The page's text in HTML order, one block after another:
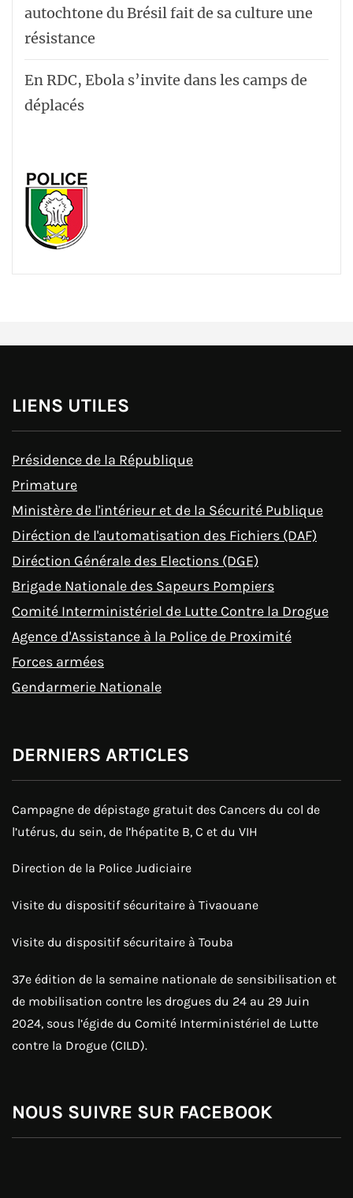
autochtone du Brésil fait de sa culture une
résistance
En RDC, Ebola s’invite dans les camps de
déplacés
LIENS UTILES
Présidence de la République
Primature
Ministère de l'intérieur et de la Sécurité Publique
Diréction de l'automatisation des Fichiers (DAF)
Diréction Générale des Elections (DGE)
Brigade Nationale des Sapeurs Pompiers
Comité Interministériel de Lutte Contre la Drogue
Agence d'Assistance à la Police de Proximité
Forces armées
Gendarmerie Nationale
DERNIERS ARTICLES
Campagne de dépistage gratuit des Cancers du col de
l’utérus, du sein, de l’hépatite B, C et du VIH
Direction de la Police Judiciaire
Visite du dispositif sécuritaire à Tivaouane
Visite du dispositif sécuritaire à Touba
37e édition de la semaine nationale de sensibilisation et
de mobilisation contre les drogues du 24 au 29 Juin
2024, sous l’égide du Comité Interministériel de Lutte
contre la Drogue (CILD).
NOUS SUIVRE SUR FACEBOOK